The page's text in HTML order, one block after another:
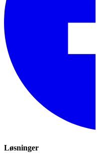
Løsninger